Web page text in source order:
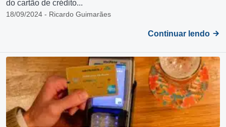
do cartão de crédito...
18/09/2024 - Ricardo Guimarães
Continuar lendo